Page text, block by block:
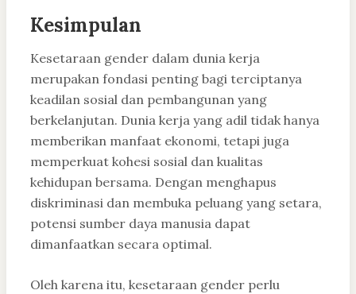
Kesimpulan
Kesetaraan gender dalam dunia kerja
merupakan fondasi penting bagi terciptanya
keadilan sosial dan pembangunan yang
berkelanjutan. Dunia kerja yang adil tidak hanya
memberikan manfaat ekonomi, tetapi juga
memperkuat kohesi sosial dan kualitas
kehidupan bersama. Dengan menghapus
diskriminasi dan membuka peluang yang setara,
potensi sumber daya manusia dapat
dimanfaatkan secara optimal.
Oleh karena itu, kesetaraan gender perlu